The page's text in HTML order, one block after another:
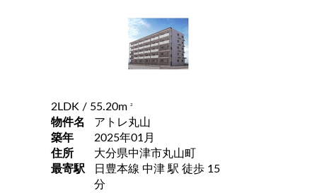
2LDK / 55.20m 2
物件名
アトレ丸山
築年
2025年01月
住所
大分県中津市丸山町
最寄駅
日豊本線 中津 駅 徒歩 15
分